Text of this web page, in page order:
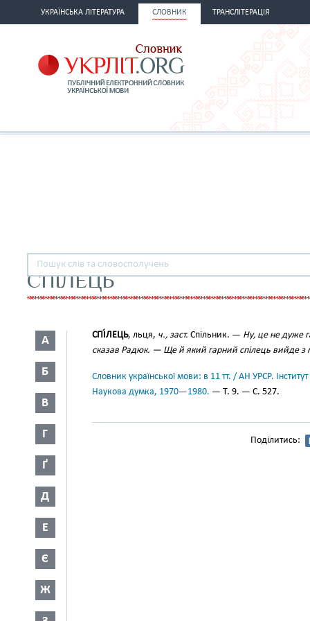
УКРАЇНСЬКА ЛІТЕРАТУРА СЛОВНИК ТРАНСЛІТЕРАЦІЯ
СПІЛЕЦЬ
А
Б
В
Г
Ґ
Д
Е
Є
Ж
СПІ́ЛЕЦЬ, льця, ч., заст. Спільник. — Ну, це не дуже
сказав Радюк. — Ще й який гарний спілець вийде
Словник української мови: в 11 тт. / АН УРСР.
Наукова думка, 1970—1980. — Т. 9. — С. 527.
Поділитись: